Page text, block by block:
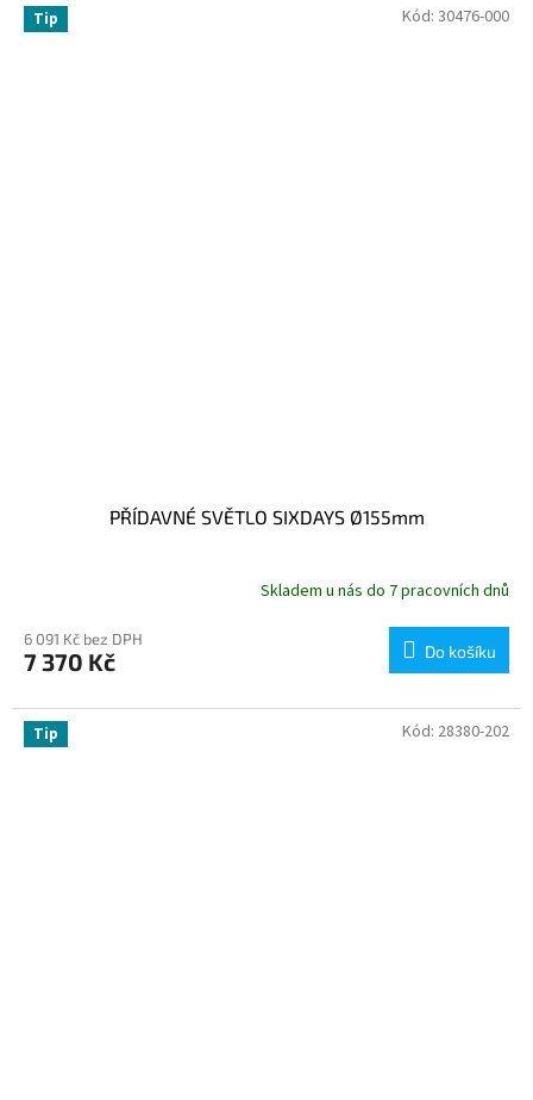
Tip
PŘÍDAVNÉ SVĚTLO SIXDAYS Ø155mm
Skladem u nás do 7 pracovních dnů
6 091 Kč bez DPH
7 370 Kč Do košíku
Kód: 30476-000
Tip Kód: 28380-202